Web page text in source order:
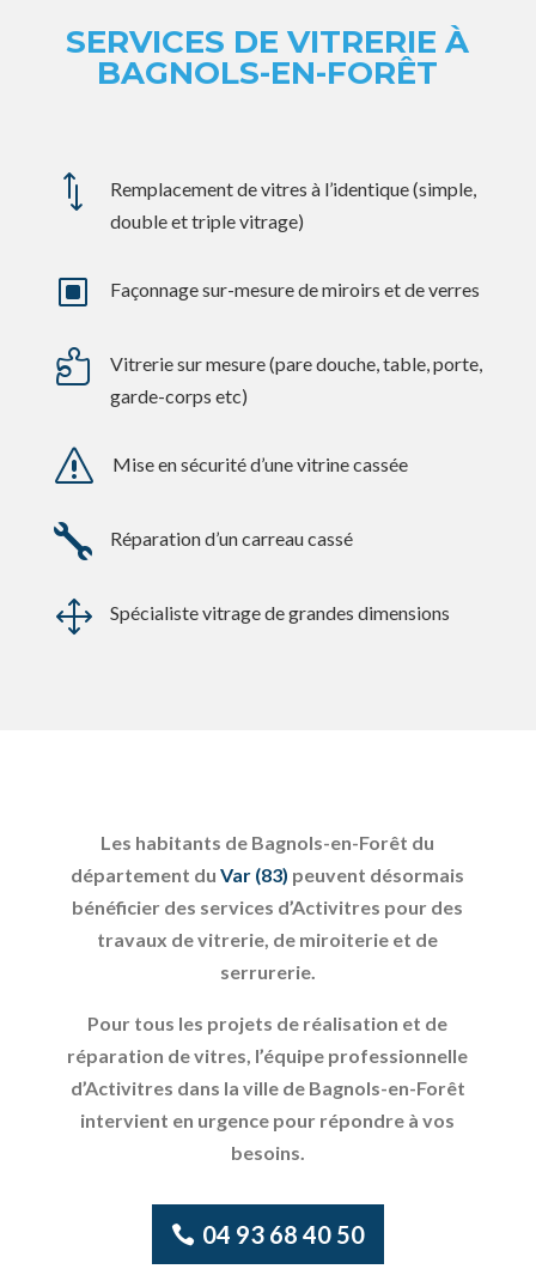
SERVICES DE VITRERIE À
BAGNOLS-EN-FORÊT
*
Remplacement de vitres à l’identique (simple,
double et triple vitrage)
W Façonnage sur-mesure de miroirs et de verres

Vitrerie sur mesure (pare douche, table, porte,
garde-corps etc)
s Mise en sécurité d’une vitrine cassée
 Réparation d’un carreau cassé
1 Spécialiste vitrage de grandes dimensions
Les habitants de Bagnols-en-Forêt du
département duVar (83) peuvent désormais
bénéficier des services d’Activitres pour des
travaux de vitrerie, de miroiterie et de
serrurerie.
Pour tous les projets de réalisation et de
réparation de vitres, l’équipe professionnelle
d’Activitres dans la ville de Bagnols-en-Forêt
intervient en urgence pour répondre à vos
besoins.
04 93 68 40 50